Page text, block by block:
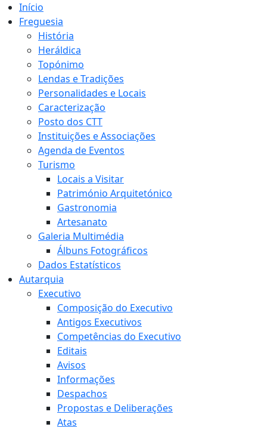
Início
Freguesia
História
Heráldica
Topónimo
Lendas e Tradições
Personalidades e Locais
Caracterização
Posto dos CTT
Instituições e Associações
Agenda de Eventos
Turismo
Locais a Visitar
Património Arquitetónico
Gastronomia
Artesanato
Galeria Multimédia
Álbuns Fotográficos
Dados Estatísticos
Autarquia
Executivo
Composição do Executivo
Antigos Executivos
Competências do Executivo
Editais
Avisos
Informações
Despachos
Propostas e Deliberações
Atas